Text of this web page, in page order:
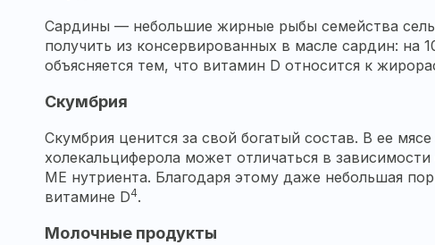
Сардины — небольшие жирные рыбы семейства
получить из консервированных в масле сардин: на
объясняется тем, что витамин D относится к
Скумбрия
Скумбрия ценится за свой богатый состав. В ее
холекальциферола может отличаться в
МЕ нутриента. Благодаря этому даже небольшая
витамине D4.
Молочные продукты